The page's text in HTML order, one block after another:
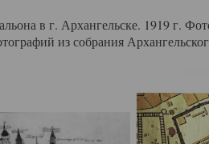
в г. Архангельске. 1919 г.
из собрания